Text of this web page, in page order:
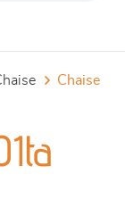
chaise chaise